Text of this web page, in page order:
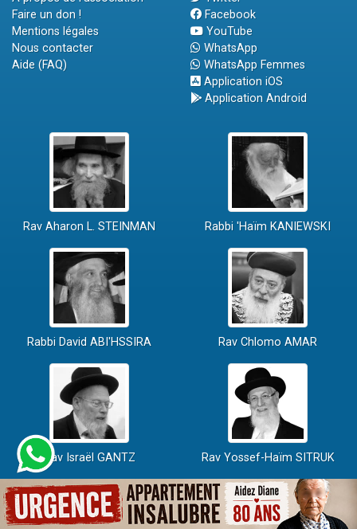
Faire un don !
Mentions légales
Nous contacter
Aide (FAQ)
Facebook
YouTube
WhatsApp
WhatsApp Femmes
Application iOS
Application Android
Rav Aharon L. STEINMAN Rabbi 'Haïm KANIEWSKI
Rabbi David ABI'HSSIRA Rav Chlomo AMAR
Rav Israël GANTZ Rav Yossef-Haïm SITRUK